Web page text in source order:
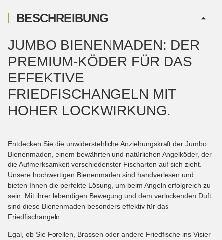
BESCHREIBUNG
JUMBO BIENENMADEN: DER
PREMIUM-KÖDER FÜR DAS
EFFEKTIVE
FRIEDFISCHANGELN MIT
HOHER LOCKWIRKUNG.
Entdecken Sie die unwiderstehliche Anziehungskraft der Jumbo
Bienenmaden, einem bewährten und natürlichen Angelköder, der
die Aufmerksamkeit verschiedenster Fischarten auf sich zieht.
Unsere hochwertigen Bienenmaden sind handverlesen und
bieten Ihnen die perfekte Lösung, um beim Angeln erfolgreich zu
sein. Mit ihrer lebendigen Bewegung und dem verlockenden Duft
sind diese Bienenmaden besonders effektiv für das
Friedfischangeln.
Egal, ob Sie Forellen, Brassen oder andere Friedfische ins Visier